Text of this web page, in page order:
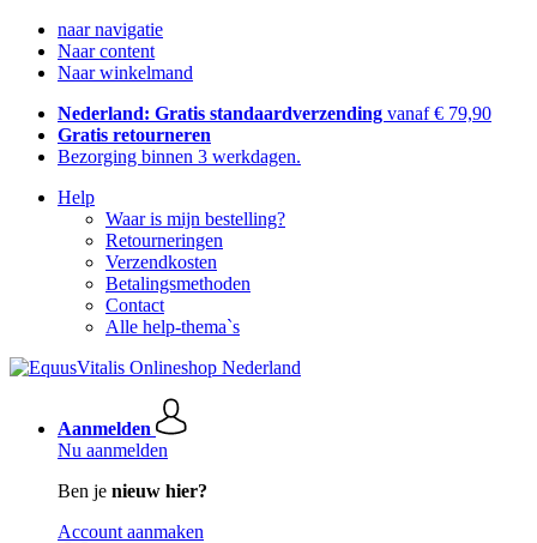
naar navigatie
Naar content
Naar winkelmand
Nederland: Gratis standaardverzending vanaf € 79,90
Gratis retourneren
Bezorging binnen 3 werkdagen.
Help
Waar is mijn bestelling?
Retourneringen
Verzendkosten
Betalingsmethoden
Contact
Alle help-thema`s
Aanmelden
Nu aanmelden
Ben je nieuw hier?
Account aanmaken